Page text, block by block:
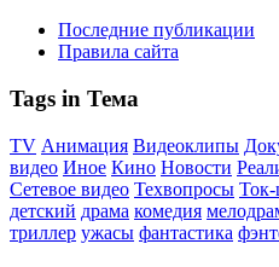
Последние публикации
Правила сайта
Tags in Тема
TV Анимация Видеоклипы
видео Иное Кино Новости
Сетевое видео Техвопросы
детский драма комедия
триллер ужасы фантастика